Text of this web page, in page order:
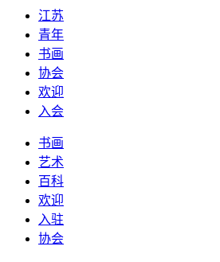
江苏
青年
书画
协会
欢迎
入会
书画
艺术
百科
欢迎
入驻
协会